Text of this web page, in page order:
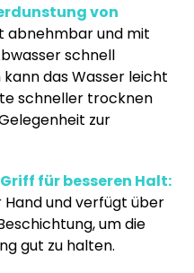
von
abnehmbar und mit
schnell
das Wasser leicht
schneller trocknen
zur
für besseren Halt:
und verfügt über
um die
gut zu halten.